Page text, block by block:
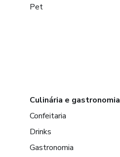
Pet
Culinária e gastronomia
Confeitaria
Drinks
Gastronomia